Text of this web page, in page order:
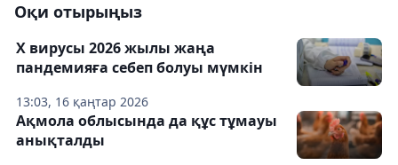
Оқи отырыңыз
13:03, 16 қаңтар 2026
X вирусы 2026 жылы жаңа
пандемияға себеп болуы мүмкін
Ақмола облысында да құс тұмауы
анықталды